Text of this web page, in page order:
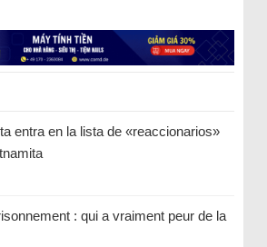
entra en la lista de «reaccionarios»
: qui a vraiment peur de la